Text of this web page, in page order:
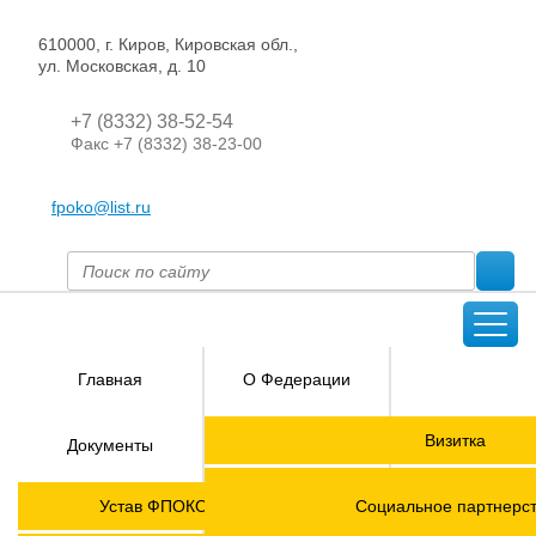
610000, г. Киров, Кировская обл.,
ул. Московская, д. 10
+7 (8332) 38-52-54
Факс +7 (8332) 38-23-00
fpoko@list.ru
Главная О Федерации
Визитка
Документы
Устав ФПОКО с изменениями от 2026 года
Социальное
Членские